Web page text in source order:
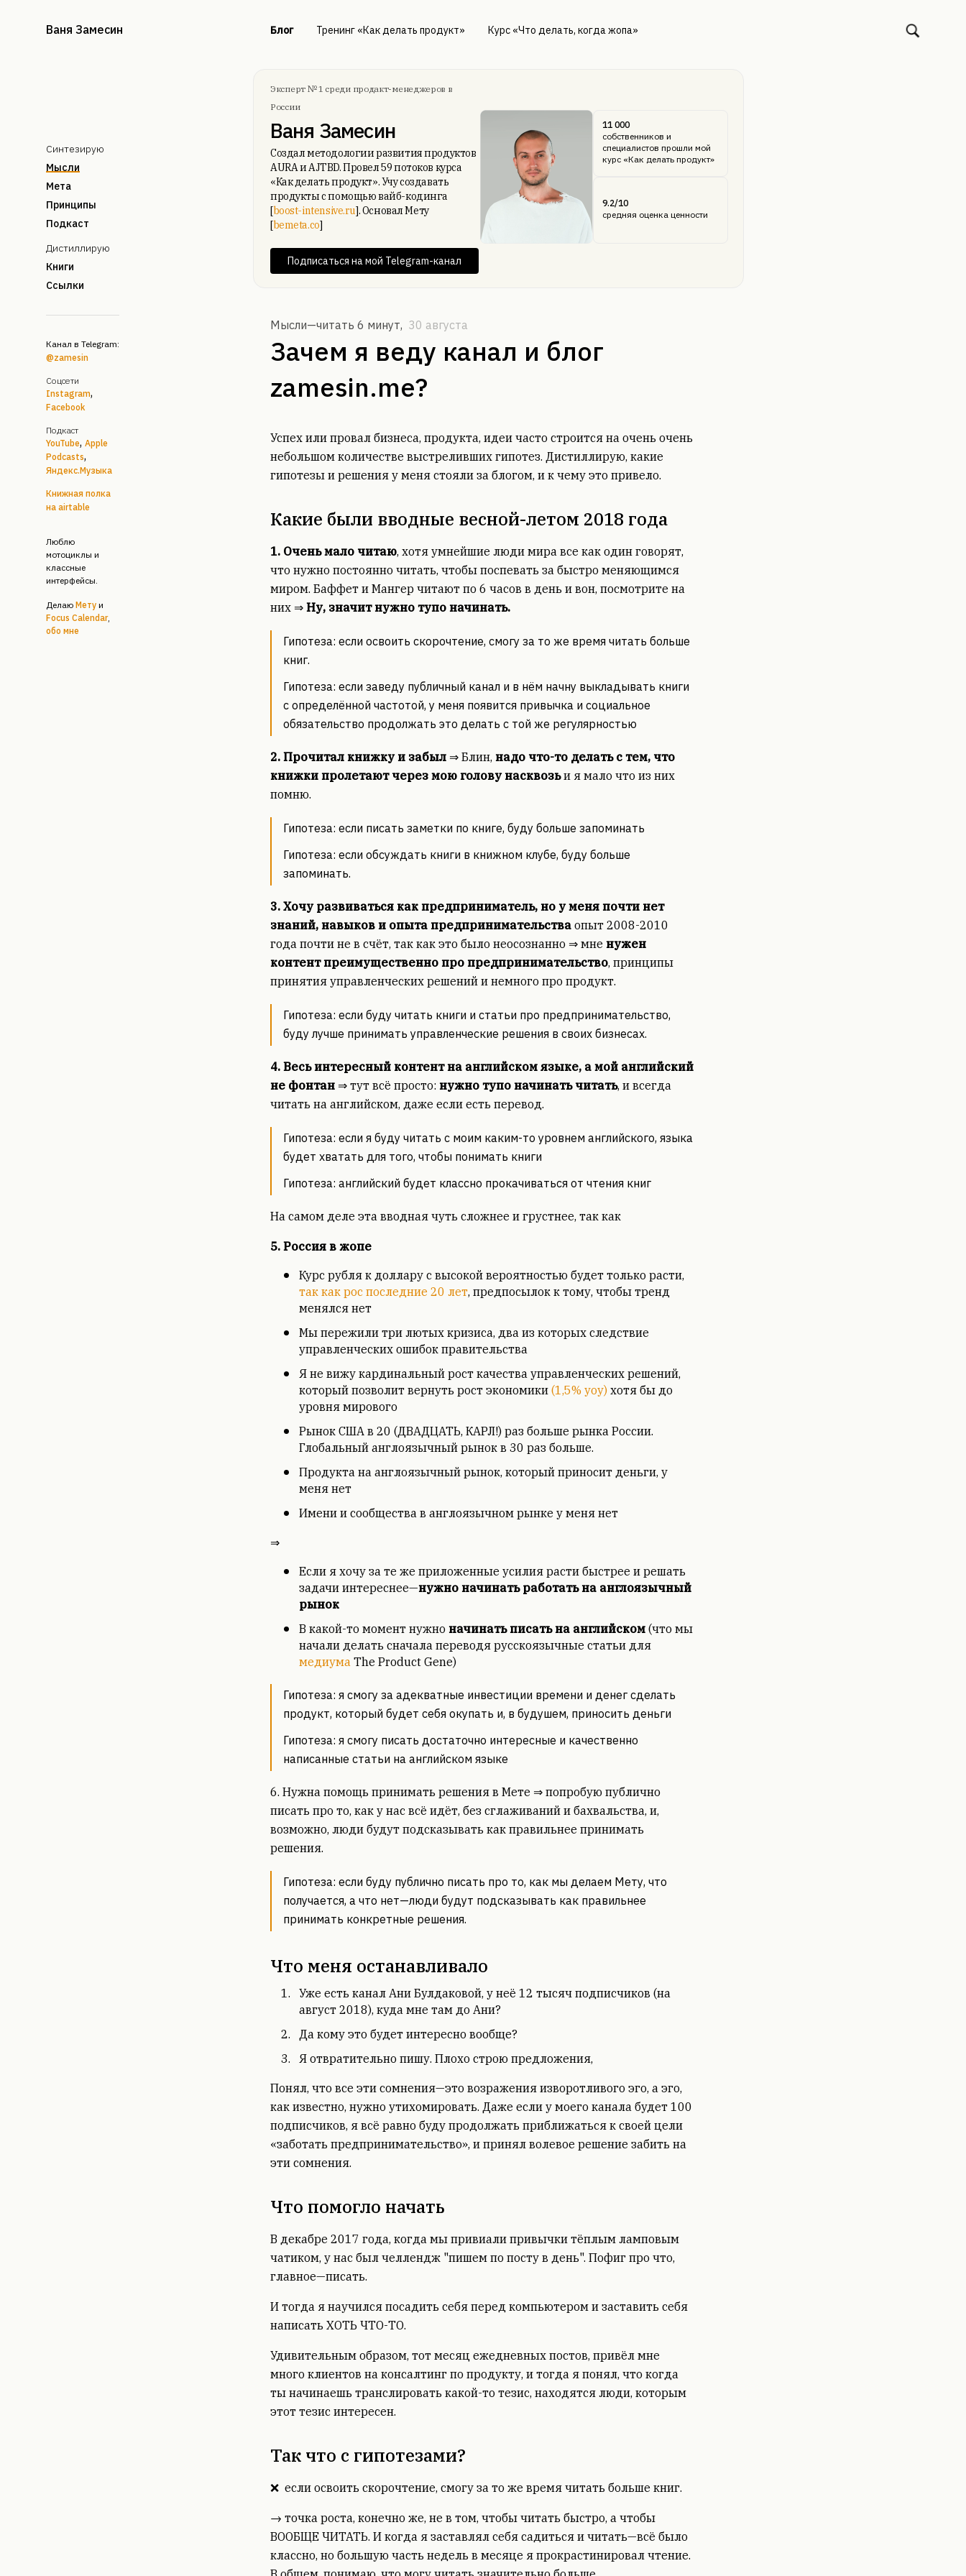
Ваня Замесин Блог Тренинг «Как делать продукт» Курс «Что делать, когда жопа»
Синтезирую
Мысли
Мета
Принципы
Подкаст
Дистиллирую
Книги
Ссылки
Канал в Telegram:
@zamesin
Соцсети
Instagram,
Facebook
Подкаст
YouTube, Apple
Podcasts,
Яндекс.Музыка
Книжная полка
на airtable
Люблю
мотоциклы и
классные
интерфейсы.
Делаю Мету и
Focus Calendar,
обо мне
Эксперт № 1 среди продакт-менеджеров в
России
Ваня Замесин
Создал методологии развития продуктов
AURA и AJTBD. Провел 59 потоков курса
«Как делать продукт». Учу создавать
продукты с помощью вайб-кодинга
[boost-intensive.ru]. Основал Мету
[bemeta.co]
Подписаться на мой Telegram-канал
11 000
собственников и
специалистов прошли мой
курс «Как делать продукт»
9.2/10
средняя оценка ценности
Мысли—читать 6 минут, 30 августа
Зачем я веду канал и блог
zamesin.me?
Успех или провал бизнеса, продукта, идеи часто строится на очень очень
небольшом количестве выстреливших гипотез. Дистиллирую, какие
гипотезы и решения у меня стояли за блогом, и к чему это привело.
Какие были вводные весной-летом 2018 года
1. Очень мало читаю, хотя умнейшие люди мира все как один говорят,
что нужно постоянно читать, чтобы поспевать за быстро меняющимся
миром. Баффет и Мангер читают по 6 часов в день и вон, посмотрите на
них ⇒ Ну, значит нужно тупо начинать.
Гипотеза: если освоить скорочтение, смогу за то же время читать больше
книг.
Гипотеза: если заведу публичный канал и в нём начну выкладывать книги
с определённой частотой, у меня появится привычка и социальное
обязательство продолжать это делать с той же регулярностью
2. Прочитал книжку и забыл ⇒ Блин, надо что-то делать с тем, что
книжки пролетают через мою голову насквозьи я мало что из них
помню.
Гипотеза: если писать заметки по книге, буду больше запоминать
Гипотеза: если обсуждать книги в книжном клубе, буду больше
запоминать.
3. Хочу развиваться как предприниматель, но у меня почти нет
знаний, навыков и опыта предпринимательства опыт 2008-2010
года почти не в счёт, так как это было неосознанно ⇒ мне нужен
контент преимущественно про предпринимательство, принципы
принятия управленческих решений и немного про продукт.
Гипотеза: если буду читать книги и статьи про предпринимательство,
буду лучше принимать управленческие решения в своих бизнесах.
4. Весь интересный контент на английском языке, а мой английский
не фонтан ⇒ тут всё просто: нужно тупо начинать читать, и всегда
читать на английском, даже если есть перевод.
Гипотеза: если я буду читать с моим каким-то уровнем английского, языка
будет хватать для того, чтобы понимать книги
Гипотеза: английский будет классно прокачиваться от чтения книг
На самом деле эта вводная чуть сложнее и грустнее, так как
5. Россия в жопе
Курс рубля к доллару с высокой вероятностью будет только расти,
так как рос последние 20 лет, предпосылок к тому, чтобы тренд
менялся нет
Мы пережили три лютых кризиса, два из которых следствие
управленческих ошибок правительства
Я не вижу кардинальный рост качества управленческих решений,
который позволит вернуть рост экономики (1,5% yoy) хотя бы до
уровня мирового
Рынок США в 20 (ДВАДЦАТЬ, КАРЛ!) раз больше рынка России.
Глобальный англоязычный рынок в 30 раз больше.
Продукта на англоязычный рынок, который приносит деньги, у
меня нет
Имени и сообщества в англоязычном рынке у меня нет
⇒
Если я хочу за те же приложенные усилия расти быстрее и решать
задачи интереснее—нужно начинать работать на англоязычный
рынок
В какой-то момент нужно начинать писать на английском (что мы
начали делать сначала переводя русскоязычные статьи для
медиума The Product Gene)
Гипотеза: я смогу за адекватные инвестиции времени и денег сделать
продукт, который будет себя окупать и, в будушем, приносить деньги
Гипотеза: я смогу писать достаточно интересные и качественно
написанные статьи на английском языке
6. Нужна помощь принимать решения в Мете ⇒ попробую публично
писать про то, как у нас всё идёт, без сглаживаний и бахвальства, и,
возможно, люди будут подсказывать как правильнее принимать
решения.
Гипотеза: если буду публично писать про то, как мы делаем Мету, что
получается, а что нет—люди будут подсказывать как правильнее
принимать конкретные решения.
Что меня останавливало
Уже есть канал Ани Булдаковой, у неё 12 тысяч подписчиков (на
август 2018), куда мне там до Ани?
Да кому это будет интересно вообще?
Я отвратительно пишу. Плохо строю предложения,
Понял, что все эти сомнения—это возражения изворотливого эго, а эго,
как известно, нужно утихомировать. Даже если у моего канала будет 100
подписчиков, я всё равно буду продолжать приближаться к своей цели
«заботать предпринимательство», и принял волевое решение забить на
эти сомнения.
Что помогло начать
В декабре 2017 года, когда мы привиали привычки тёплым ламповым
чатиком, у нас был челлендж "пишем по посту в день". Пофиг про что,
главное—писать.
И тогда я научился посадить себя перед компьютером и заставить себя
написать ХОТЬ ЧТО-ТО.
Удивительным образом, тот месяц ежедневных постов, привёл мне
много клиентов на консалтинг по продукту, и тогда я понял, что когда
ты начинаешь транслировать какой-то тезис, находятся люди, которым
этот тезис интересен.
Так что с гипотезами?
❌ если освоить скорочтение, смогу за то же время читать больше книг.
→ точка роста, конечно же, не в том, чтобы читать быстро, а чтобы
ВООБЩЕ ЧИТАТЬ. И когда я заставлял себя садиться и читать—всё было
классно, но большую часть недель в месяце я прокрастинировал чтение.